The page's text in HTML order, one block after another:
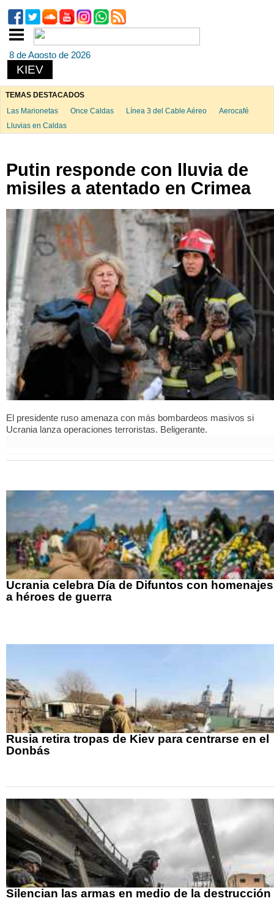
8 de Agosto de 2026
KIEV
TEMAS DESTACADOS
Las Marionetas
Once Caldas Línea 3 del Cable Aéreo
Aerocafé
Lluvias en Caldas
Putin responde con lluvia de
misiles a atentado en Crimea
El presidente ruso amenaza con más bombardeos masivos si
Ucrania lanza operaciones terroristas. Beligerante.
Ucrania celebra Día de Difuntos con homenajes
a héroes de guerra
Rusia retira tropas de Kiev para centrarse en el
Donbás
Silencian las armas en medio de la destrucción